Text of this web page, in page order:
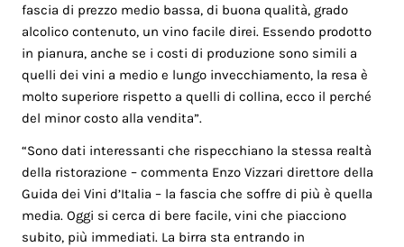
fascia di prezzo medio bassa, di buona qualità, grado
alcolico contenuto, un vino facile direi. Essendo prodotto
in pianura, anche se i costi di produzione sono simili a
quelli dei vini a medio e lungo invecchiamento, la resa è
molto superiore rispetto a quelli di collina, ecco il perché
del minor costo alla vendita”.
“Sono dati interessanti che rispecchiano la stessa realtà
della ristorazione – commenta Enzo Vizzari direttore della
Guida dei Vini d’Italia – la fascia che soffre di più è quella
media. Oggi si cerca di bere facile, vini che piacciono
subito, più immediati. La birra sta entrando in